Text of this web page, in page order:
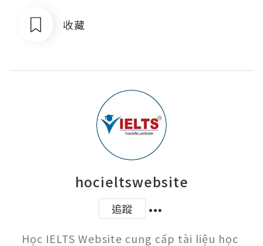
收藏
hocieltswebsite
追蹤
Học IELTS Website cung cấp tài liệu học